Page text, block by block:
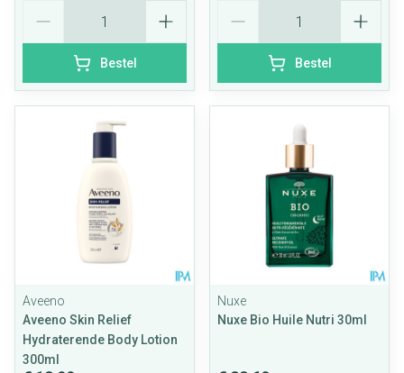
Bestel Bestel
Aveeno
Aveeno Skin Relief
Hydraterende Body Lotion
300ml
Nuxe
Nuxe Bio Huile Nutri 30ml